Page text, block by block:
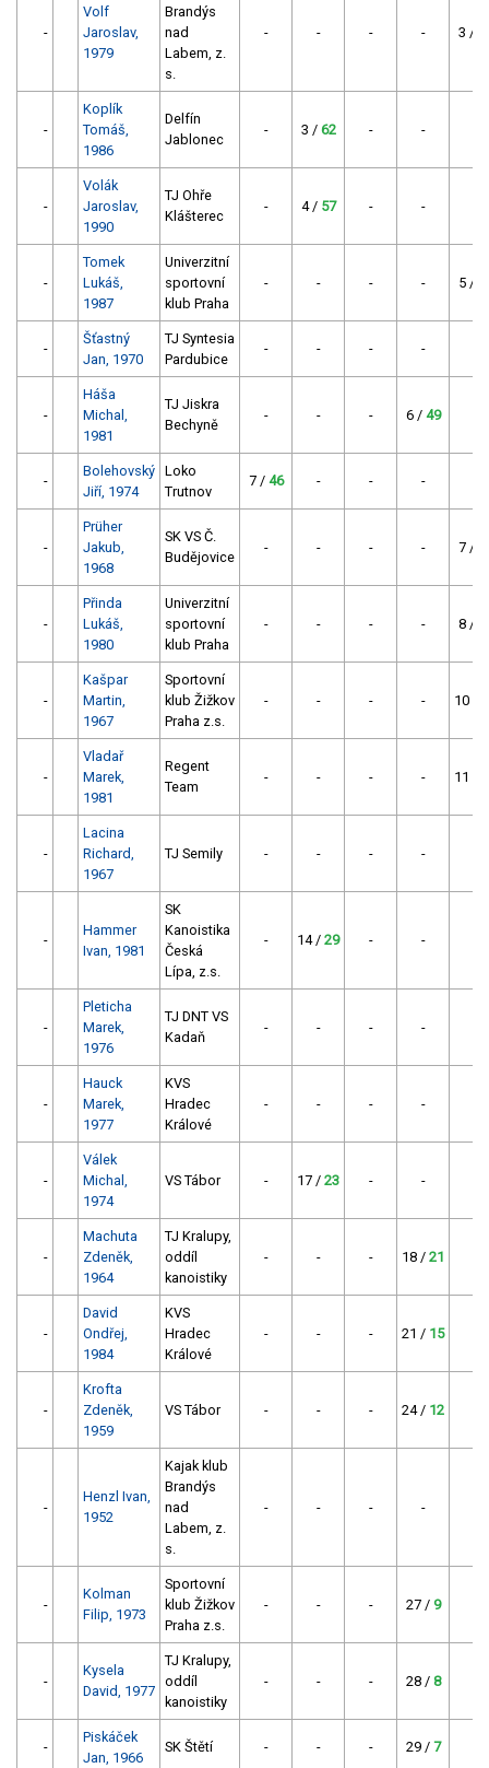
-
Volf
Jaroslav,
1979
Brandýs
nad
Labem, z.
s.
- - - - 3 /
-
Koplík
Tomáš,
1986
Delfín
Jablonec
- 3 / 62 - -
-
Volák
Jaroslav,
1990
TJ Ohře
Klášterec
- 4 / 57 - -
-
Tomek
Lukáš,
1987
Univerzitní
sportovní
klub Praha
- - - - 5 /
-
Šťastný
Jan, 1970
TJ Syntesia
Pardubice
- - - -
-
Háša
Michal,
1981
TJ Jiskra
Bechyně
- - - 6 / 49
-
Bolehovský
Jiří, 1974
Loko
Trutnov
7 / 46 - - -
-
Prüher
Jakub,
1968
SK VS Č.
Budějovice
- - - - 7 /
-
Přinda
Lukáš,
1980
Univerzitní
sportovní
klub Praha
- - - - 8 /
-
Kašpar
Martin,
1967
Sportovní
klub Žižkov
Praha z.s.
- - - - 10 /
-
Vladař
Marek,
1981
Regent
Team
- - - - 11 /
-
Lacina
Richard,
1967
TJ Semily - - - -
-
Hammer
Ivan, 1981
SK
Kanoistika
Česká
Lípa, z.s.
- 14 / 29 - -
-
Pleticha
Marek,
1976
TJ DNT VS
Kadaň
- - - -
-
Hauck
Marek,
1977
KVS
Hradec
Králové
- - - -
-
Válek
Michal,
1974
VS Tábor - 17 / 23 - -
-
Machuta
Zdeněk,
1964
TJ Kralupy,
oddíl
kanoistiky
- - - 18 / 21
-
David
Ondřej,
1984
KVS
Hradec
Králové
- - - 21 / 15
-
Krofta
Zdeněk,
1959
VS Tábor - - - 24 / 12
-
Henzl Ivan,
1952
Kajak klub
Brandýs
nad
Labem, z.
s.
- - - -
-
Kolman
Filip, 1973
Sportovní
klub Žižkov
Praha z.s.
- - - 27 / 9
-
Kysela
David, 1977
TJ Kralupy,
oddíl
kanoistiky
- - - 28 / 8
-
Piskáček
Jan, 1966
SK Štětí - - - 29 / 7